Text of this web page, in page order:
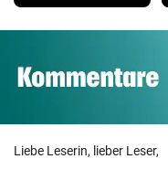
Liebe Leserin, lieber Leser,